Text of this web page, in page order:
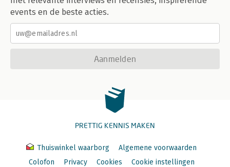
events en de beste acties.
Aanmelden
PRETTIG KENNIS MAKEN
Thuiswinkel waarborg
Algemene voorwaarden
Colofon
Privacy Cookies
Cookie instellingen